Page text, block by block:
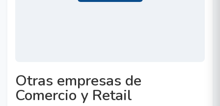
Otras empresas de
Comercio y Retail